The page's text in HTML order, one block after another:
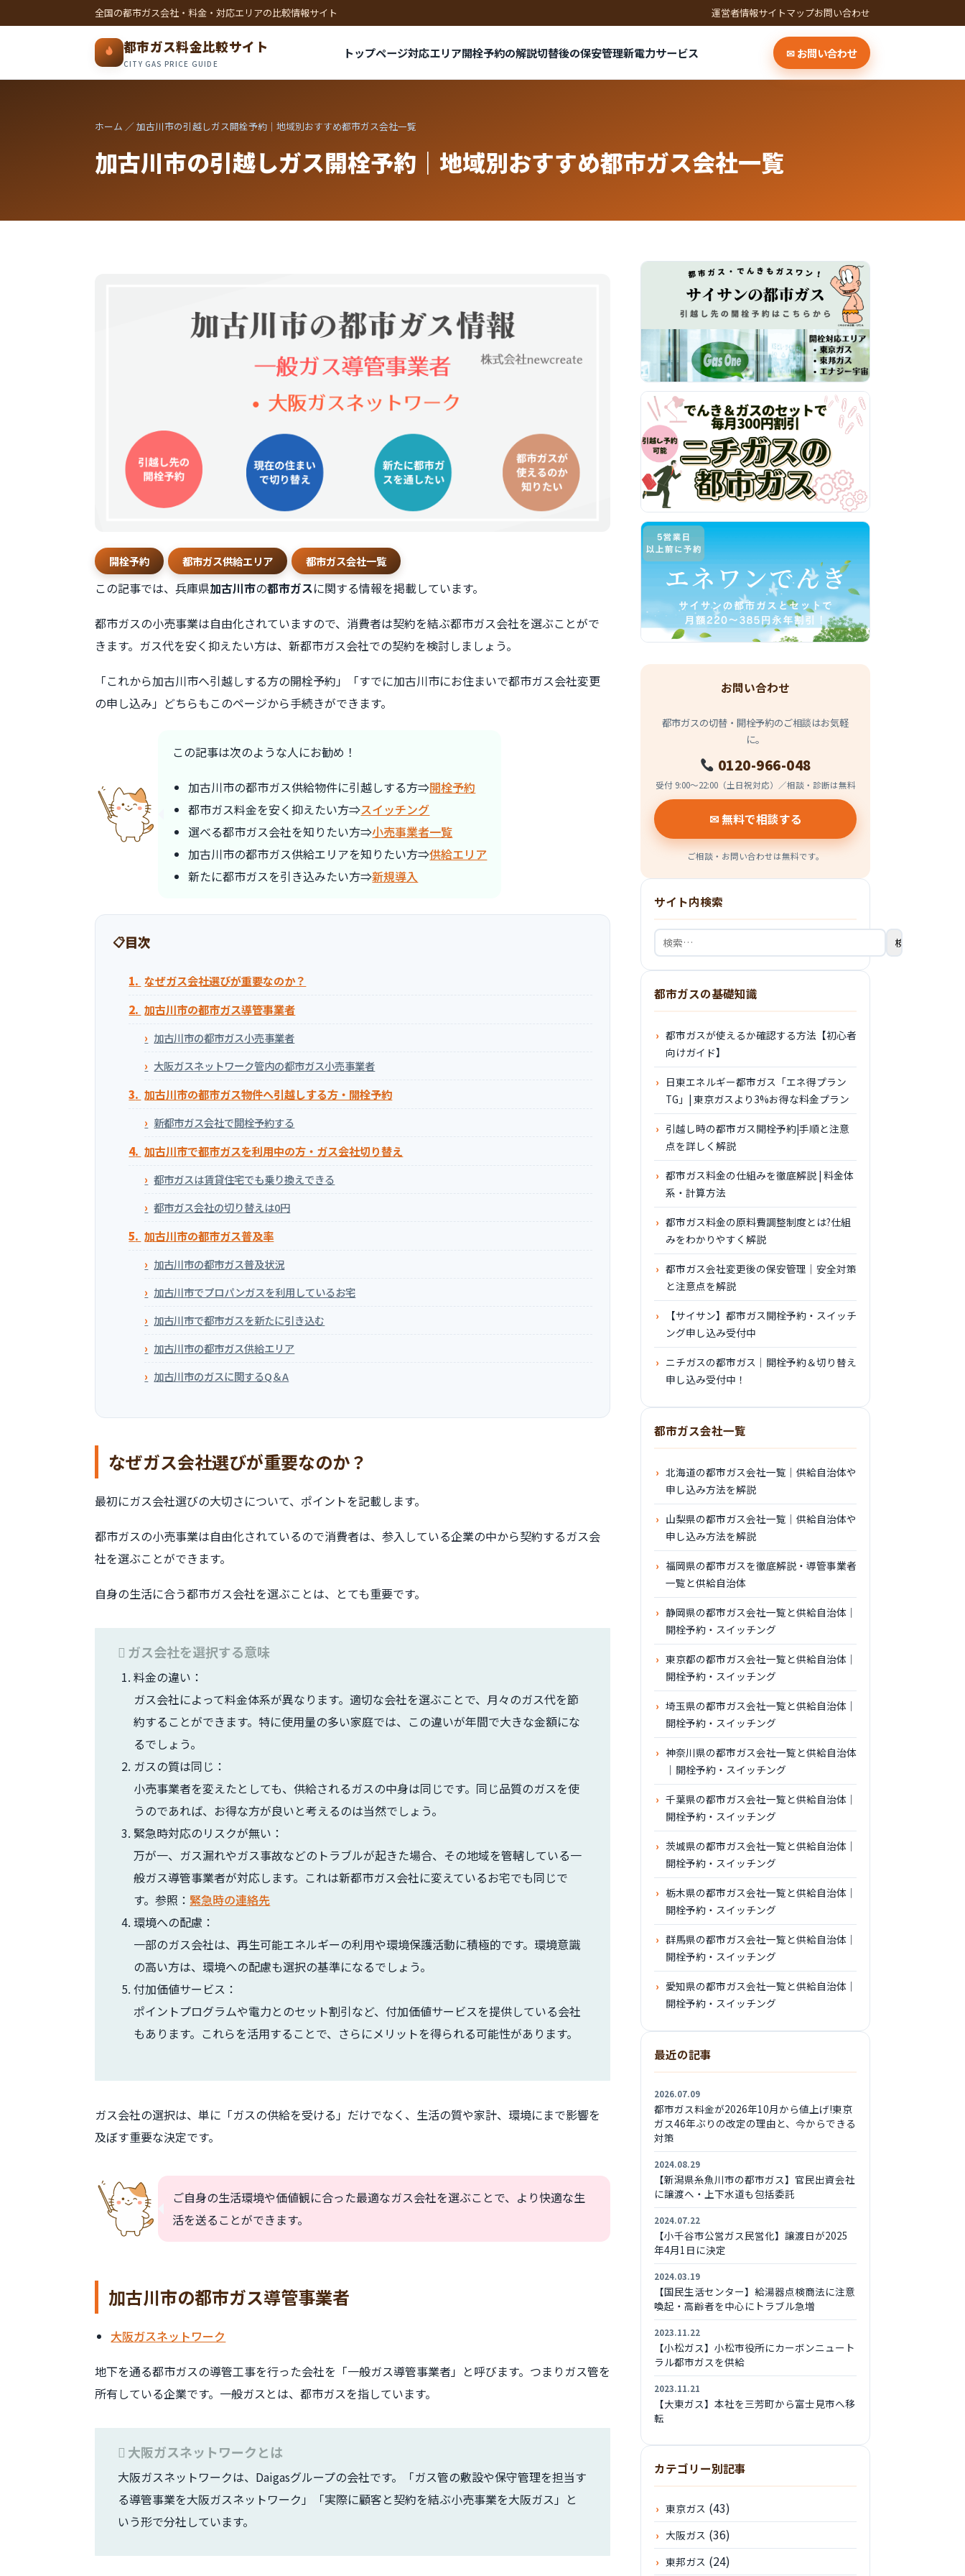
全国の都市ガス会社・料金・対応エリアの比較情報サイト 運営者情報サイトマップお問い合わせ
都市ガス料金比較サイト
CITY GAS PRICE GUIDE
トップページ対応エリア開栓予約の解説切替後の保安管理新電力サービス ✉ お問い合わせ
ホーム ／ 加古川市の引越しガス開栓予約｜地域別おすすめ都市ガス会社一覧
加古川市の引越しガス開栓予約｜地域別おすすめ都市ガス会社一覧
開栓予約 都市ガス供給エリア 都市ガス会社一覧
この記事では、兵庫県加古川市の都市ガスに関する情報を掲載しています。
都市ガスの小売事業は自由化されていますので、消費者は契約を結ぶ都市ガス会社を選ぶことがで
きます。ガス代を安く抑えたい方は、新都市ガス会社での契約を検討しましょう。
「これから加古川市へ引越しする方の開栓予約」「すでに加古川市にお住まいで都市ガス会社変更
の申し込み」どちらもこのページから手続きができます。
この記事は次のような人にお勧め！
加古川市の都市ガス供給物件に引越しする方⇒開栓予約
都市ガス料金を安く抑えたい方⇒スイッチング
選べる都市ガス会社を知りたい方⇒小売事業者一覧
加古川市の都市ガス供給エリアを知りたい方⇒供給エリア
新たに都市ガスを引き込みたい方⇒新規導入
目次
なぜガス会社選びが重要なのか？
加古川市の都市ガス導管事業者
加古川市の都市ガス小売事業者
大阪ガスネットワーク管内の都市ガス小売事業者
加古川市の都市ガス物件へ引越しする方・開栓予約
新都市ガス会社で開栓予約する
加古川市で都市ガスを利用中の方・ガス会社切り替え
都市ガスは賃貸住宅でも乗り換えできる
都市ガス会社の切り替えは0円
加古川市の都市ガス普及率
加古川市の都市ガス普及状況
加古川市でプロパンガスを利用しているお宅
加古川市で都市ガスを新たに引き込む
加古川市の都市ガス供給エリア
加古川市のガスに関するQ＆A
なぜガス会社選びが重要なのか？
最初にガス会社選びの大切さについて、ポイントを記載します。
都市ガスの小売事業は自由化されているので消費者は、参入している企業の中から契約するガス会
社を選ぶことができます。
自身の生活に合う都市ガス会社を選ぶことは、とても重要です。
ガス会社を選択する意味
料金の違い：
ガス会社によって料金体系が異なります。適切な会社を選ぶことで、月々のガス代を節
約することができます。特に使用量の多い家庭では、この違いが年間で大きな金額にな
るでしょう。
ガスの質は同じ：
小売事業者を変えたとしても、供給されるガスの中身は同じです。同じ品質のガスを使
うのであれば、お得な方が良いと考えるのは当然でしょう。
緊急時対応のリスクが無い：
万が一、ガス漏れやガス事故などのトラブルが起きた場合、その地域を管轄している一
般ガス導管事業者が対応します。これは新都市ガス会社に変えているお宅でも同じで
す。参照： 緊急時の連絡先
環境への配慮：
一部のガス会社は、再生可能エネルギーの利用や環境保護活動に積極的です。環境意識
の高い方は、環境への配慮も選択の基準になるでしょう。
付加価値サービス：
ポイントプログラムや電力とのセット割引など、付加価値サービスを提供している会社
もあります。これらを活用することで、さらにメリットを得られる可能性があります。
ガス会社の選択は、単に「ガスの供給を受ける」だけでなく、生活の質や家計、環境にまで影響を
及ぼす重要な決定です。
ご自身の生活環境や価値観に合った最適なガス会社を選ぶことで、より快適な生
活を送ることができます。
加古川市の都市ガス導管事業者
大阪ガスネットワーク
地下を通る都市ガスの導管工事を行った会社を「一般ガス導管事業者」と呼びます。つまりガス管を
所有している企業です。一般ガスとは、都市ガスを指しています。
大阪ガスネットワークとは
大阪ガスネットワークは、Daigasグループの会社です。「ガス管の敷設や保守管理を担当す
る導管事業を大阪ガスネットワーク」「実際に顧客と契約を結ぶ小売事業を大阪ガス」と
いう形で分社しています。
お問い合わせ
都市ガスの切替・開栓予約のご相談はお気軽
に。
0120-966-048
受付 9:00〜22:00（土日祝対応）／相談・診断は無料
✉ 無料で相談する
ご相談・お問い合わせは無料です。
サイト内検索
検
索:
都市ガスの基礎知識
都市ガスが使えるか確認する方法【初心者
向けガイド】
日東エネルギー都市ガス「エネ得プラン
TG」| 東京ガスより3%お得な料金プラン
引越し時の都市ガス開栓予約|手順と注意
点を詳しく解説
都市ガス料金の仕組みを徹底解説 | 料金体
系・計算方法
都市ガス料金の原料費調整制度とは?仕組
みをわかりやすく解説
都市ガス会社変更後の保安管理｜安全対策
と注意点を解説
【サイサン】都市ガス開栓予約・スイッチ
ング申し込み受付中
ニチガスの都市ガス｜開栓予約＆切り替え
申し込み受付中！
都市ガス会社一覧
北海道の都市ガス会社一覧｜供給自治体や
申し込み方法を解説
山梨県の都市ガス会社一覧｜供給自治体や
申し込み方法を解説
福岡県の都市ガスを徹底解説・導管事業者
一覧と供給自治体
静岡県の都市ガス会社一覧と供給自治体｜
開栓予約・スイッチング
東京都の都市ガス会社一覧と供給自治体｜
開栓予約・スイッチング
埼玉県の都市ガス会社一覧と供給自治体｜
開栓予約・スイッチング
神奈川県の都市ガス会社一覧と供給自治体
｜開栓予約・スイッチング
千葉県の都市ガス会社一覧と供給自治体｜
開栓予約・スイッチング
茨城県の都市ガス会社一覧と供給自治体｜
開栓予約・スイッチング
栃木県の都市ガス会社一覧と供給自治体｜
開栓予約・スイッチング
群馬県の都市ガス会社一覧と供給自治体｜
開栓予約・スイッチング
愛知県の都市ガス会社一覧と供給自治体｜
開栓予約・スイッチング
最近の記事
2026.07.09
都市ガス料金が2026年10月から値上げ!東京
ガス46年ぶりの改定の理由と、今からできる
対策
2024.08.29
【新潟県糸魚川市の都市ガス】官民出資会社
に譲渡へ・上下水道も包括委託
2024.07.22
【小千谷市公営ガス民営化】譲渡日が2025
年4月1日に決定
2024.03.19
【国民生活センター】給湯器点検商法に注意
喚起・高齢者を中心にトラブル急増
2023.11.22
【小松ガス】小松市役所にカーボンニュート
ラル都市ガスを供給
2023.11.21
【大東ガス】本社を三芳町から富士見市へ移
転
カテゴリー別記事
東京ガス (43)
大阪ガス (36)
東邦ガス (24)